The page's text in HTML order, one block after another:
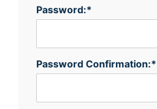
Password:*
Password Confirmation:*